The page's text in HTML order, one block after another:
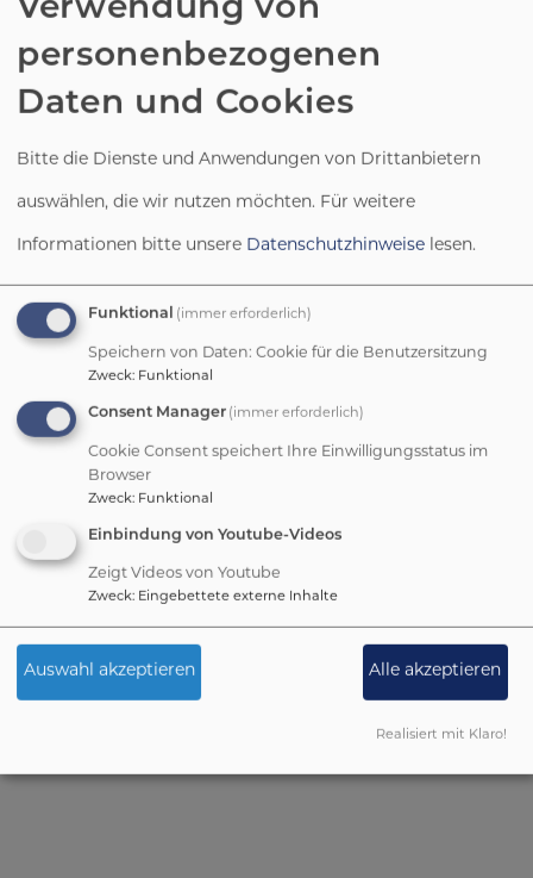
Marienkäfergruppe:
Kindergarten - Igelgruppe:
Hort 1 und Hort 2:
Krippe - Zwergengruppe:
Verwendung von
personenbezogenen
Daten und Cookies
Bitte die Dienste und Anwendungen von Drittanbietern
auswählen, die wir nutzen möchten. Für weitere
Informationen bitte unsere Datenschutzhinweise lesen.
Funktional (immer erforderlich)
Speichern von Daten: Cookie für die Benutzersitzung
Zweck: Funktional
Consent Manager (immer erforderlich)
Cookie Consent speichert Ihre Einwilligungsstatus im
Browser
Zweck: Funktional
Einbindung von Youtube-Videos
Zeigt Videos von Youtube
Zweck: Eingebettete externe Inhalte
Auswahl akzeptieren Alle akzeptieren
Realisiert mit Klaro!